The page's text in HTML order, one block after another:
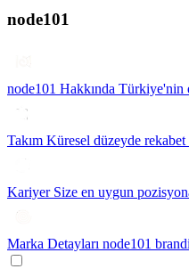
node101
node101 Hakkında Türkiye'nin
Takım Küresel düzeyde
Kariyer Size en uygun
Marka Detayları node101